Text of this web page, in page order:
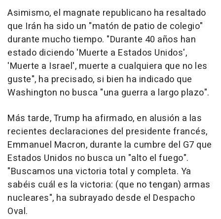
Asimismo, el magnate republicano ha resaltado
que Irán ha sido un "matón de patio de colegio"
durante mucho tiempo. "Durante 40 años han
estado diciendo 'Muerte a Estados Unidos',
'Muerte a Israel', muerte a cualquiera que no les
guste", ha precisado, si bien ha indicado que
Washington no busca "una guerra a largo plazo".
Más tarde, Trump ha afirmado, en alusión a las
recientes declaraciones del presidente francés,
Emmanuel Macron, durante la cumbre del G7 que
Estados Unidos no busca un "alto el fuego".
"Buscamos una victoria total y completa. Ya
sabéis cuál es la victoria: (que no tengan) armas
nucleares", ha subrayado desde el Despacho
Oval.